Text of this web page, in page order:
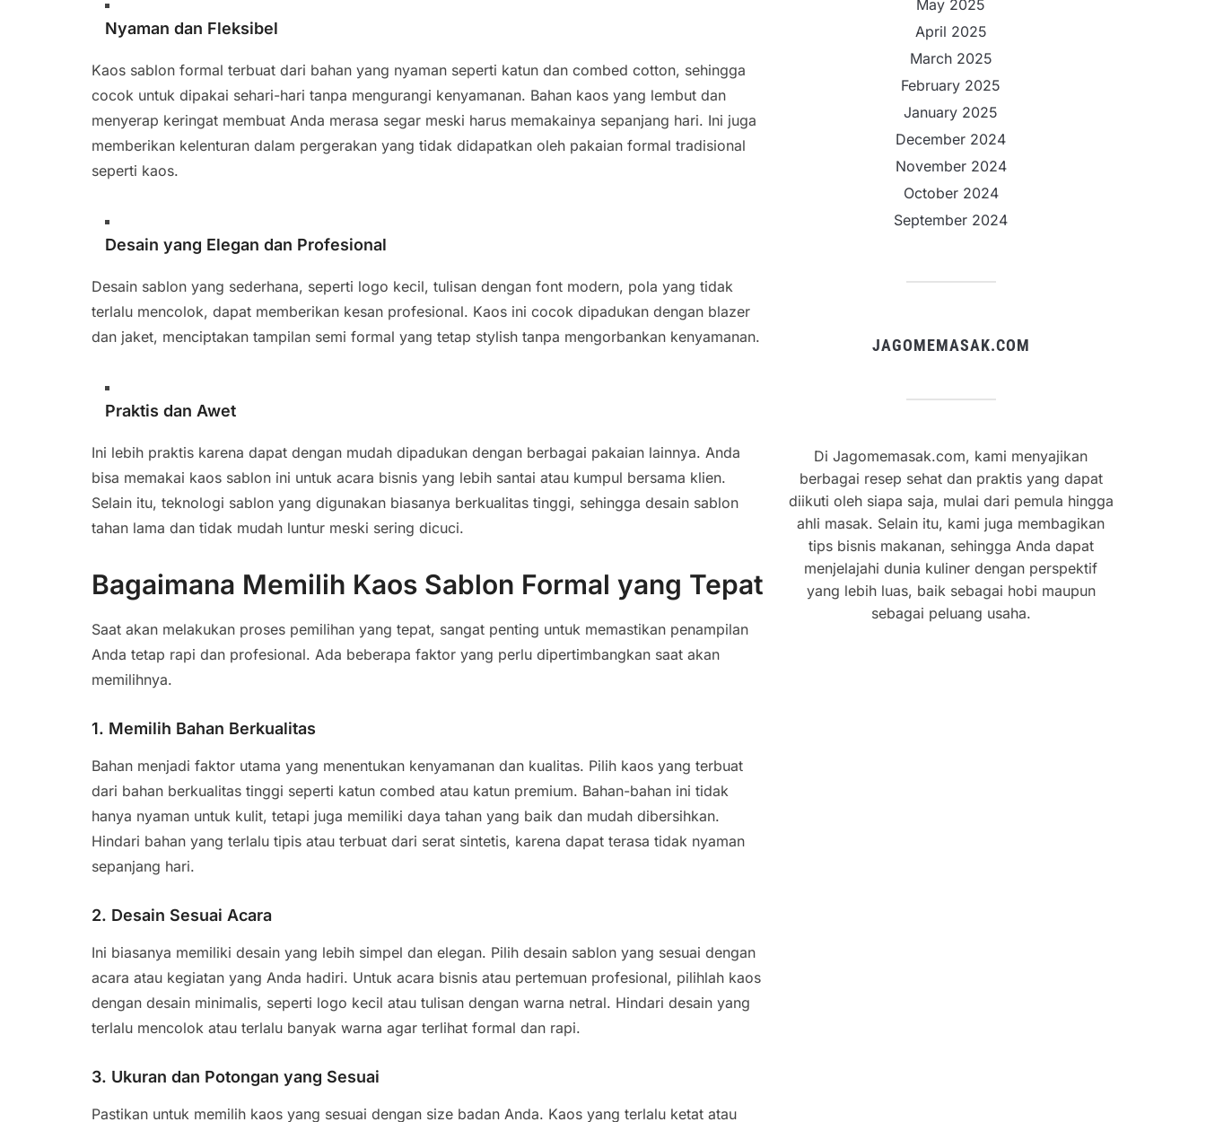
Nyaman dan Fleksibel
Kaos sablon formal terbuat dari bahan yang nyaman seperti katun dan combed cotton, sehingga
cocok untuk dipakai sehari-hari tanpa mengurangi kenyamanan. Bahan kaos yang lembut dan
menyerap keringat membuat Anda merasa segar meski harus memakainya sepanjang hari. Ini juga
memberikan kelenturan dalam pergerakan yang tidak didapatkan oleh pakaian formal tradisional
seperti kaos.
Desain yang Elegan dan Profesional
Desain sablon yang sederhana, seperti logo kecil, tulisan dengan font modern, pola yang tidak
terlalu mencolok, dapat memberikan kesan profesional. Kaos ini cocok dipadukan dengan blazer
dan jaket, menciptakan tampilan semi formal yang tetap stylish tanpa mengorbankan kenyamanan.
Praktis dan Awet
Ini lebih praktis karena dapat dengan mudah dipadukan dengan berbagai pakaian lainnya. Anda
bisa memakai kaos sablon ini untuk acara bisnis yang lebih santai atau kumpul bersama klien.
Selain itu, teknologi sablon yang digunakan biasanya berkualitas tinggi, sehingga desain sablon
tahan lama dan tidak mudah luntur meski sering dicuci.
Bagaimana Memilih Kaos Sablon Formal yang Tepat
Saat akan melakukan proses pemilihan yang tepat, sangat penting untuk memastikan penampilan
Anda tetap rapi dan profesional. Ada beberapa faktor yang perlu dipertimbangkan saat akan
memilihnya.
1. Memilih Bahan Berkualitas
Bahan menjadi faktor utama yang menentukan kenyamanan dan kualitas. Pilih kaos yang terbuat
dari bahan berkualitas tinggi seperti katun combed atau katun premium. Bahan-bahan ini tidak
hanya nyaman untuk kulit, tetapi juga memiliki daya tahan yang baik dan mudah dibersihkan.
Hindari bahan yang terlalu tipis atau terbuat dari serat sintetis, karena dapat terasa tidak nyaman
sepanjang hari.
2. Desain Sesuai Acara
Ini biasanya memiliki desain yang lebih simpel dan elegan. Pilih desain sablon yang sesuai dengan
acara atau kegiatan yang Anda hadiri. Untuk acara bisnis atau pertemuan profesional, pilihlah kaos
dengan desain minimalis, seperti logo kecil atau tulisan dengan warna netral. Hindari desain yang
terlalu mencolok atau terlalu banyak warna agar terlihat formal dan rapi.
3. Ukuran dan Potongan yang Sesuai
Pastikan untuk memilih kaos yang sesuai dengan size badan Anda. Kaos yang terlalu ketat atau
May 2025
April 2025
March 2025
February 2025
January 2025
December 2024
November 2024
October 2024
September 2024
JAGOMEMASAK.COM
Di Jagomemasak.com, kami menyajikan
berbagai resep sehat dan praktis yang dapat
diikuti oleh siapa saja, mulai dari pemula hingga
ahli masak. Selain itu, kami juga membagikan
tips bisnis makanan, sehingga Anda dapat
menjelajahi dunia kuliner dengan perspektif
yang lebih luas, baik sebagai hobi maupun
sebagai peluang usaha.